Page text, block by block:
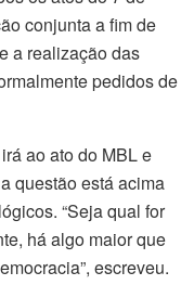
conjunta a fim de
a realização das
pedidos de
ao ato do MBL e
questão está acima
“Seja qual for
há algo maior que
escreveu.